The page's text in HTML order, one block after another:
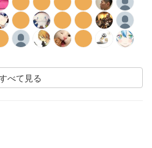
べて見る